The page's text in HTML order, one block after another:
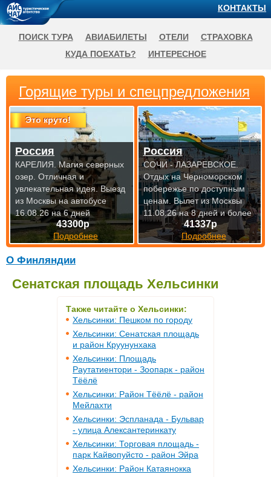
О Финляндии
Сенатская площадь Хельсинки
Также читайте о Хельсинки:
Хельсинки: Пешком по городу
Хельсинки: Сенатская площадь
и район Круунунхака
Хельсинки: Площадь
Раутатиентори - Зоопарк - район
Тёёлё
Хельсинки: Район Тёёлё - район
Мейлахти
Хельсинки: Эспланада - Бульвар
- улица Алексантеринкату
Хельсинки: Торговая площадь -
парк Кайвопуйсто - район Эйра
Хельсинки: Район Катаянокка
Горящие туры и спецпредложения
Это круто!
43300р
Подробнее
Россия
КАРЕЛИЯ. Магия северных
озер. Отличная и
увлекательная идея.Выезд
из Москвы на автобусе
16.08.26 на 6 дней
41337р
Подробнее
Россия
СОЧИ - ЛАЗАРЕВСКОЕ.
Отдых на Черноморском
побережье по доступным
ценам. Вылет из Москвы
11.08.26 на 8 дней и более
КОНТАКТЫ
ПОИСК ТУРА АВИАБИЛЕТЫ ОТЕЛИ
СТРАХОВКА
КУДА ПОЕХАТЬ?
ИНТЕРЕСНОЕ